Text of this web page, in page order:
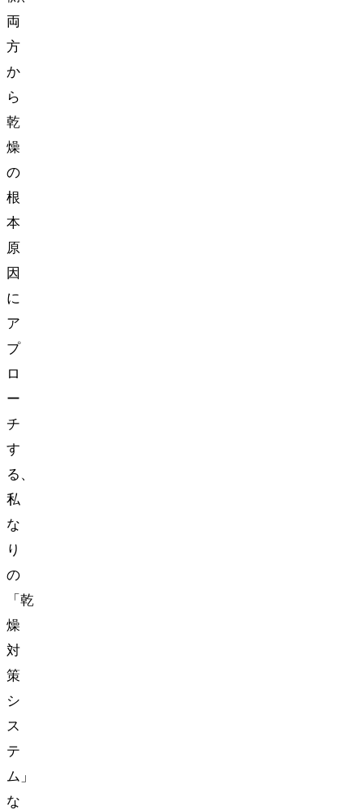
両
方
か
ら
乾
燥
の
根
本
原
因
に
ア
プ
ロ
ー
チ
す
る、
私
な
り
の
「乾
燥
対
策
シ
ス
テ
ム」
な